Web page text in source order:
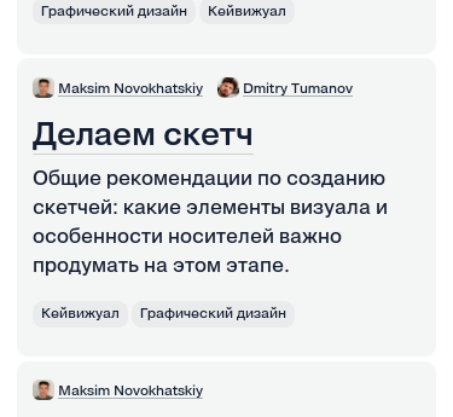
Графический дизайн Кейвижуал
Maksim Novokhatskiy Dmitry Tumanov
Делаем скетч
Общие рекомендации по созданию
скетчей: какие элементы визуала и
особенности носителей важно
продумать на этом этапе.
Кейвижуал Графический дизайн
Maksim Novokhatskiy